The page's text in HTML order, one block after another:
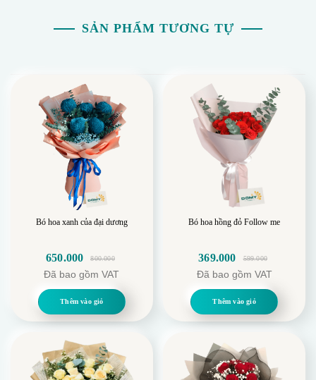
SẢN PHẨM TƯƠNG TỰ
Bó hoa xanh của đại dương
800.000
gốc
650.000
hiện
650.000.
Đã bao gồm VAT
Thêm vào giỏ
Bó hoa hồng đỏ Follow me
599.000
gốc
369.000
hiện
369.000.
Đã bao gồm VAT
Thêm vào giỏ